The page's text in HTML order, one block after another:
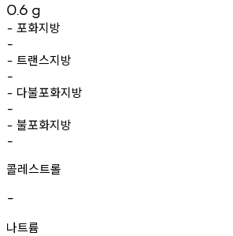
0.6 g
- 포화지방
-
- 트랜스지방
-
- 다불포화지방
-
- 불포화지방
-
콜레스트롤
-
나트륨